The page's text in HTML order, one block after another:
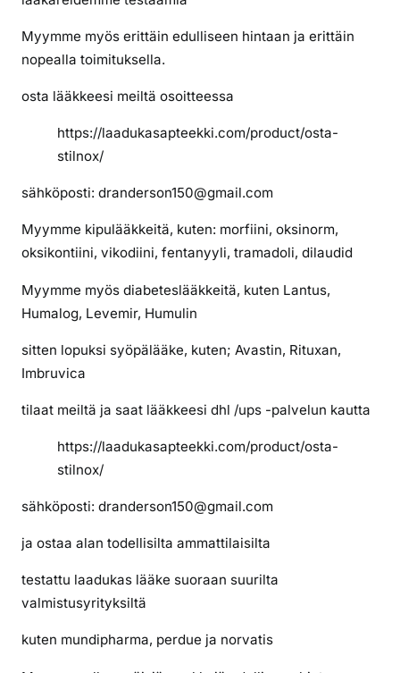
f
t
a
y
Myymme myös erittäin edulliseen hintaan ja erittäin
nopealla toimituksella.
osta lääkkeesi meiltä osoitteessa
https://laadukasapteekki.com/product/osta-
stilnox/
sähköposti: dranderson150@gmail.com
Myymme kipulääkkeitä, kuten: morfiini, oksinorm,
oksikontiini, vikodiini, fentanyyli, tramadoli, dilaudid
Myymme myös diabeteslääkkeitä, kuten Lantus,
Humalog, Levemir, Humulin
sitten lopuksi syöpälääke, kuten; Avastin, Rituxan,
Imbruvica
tilaat meiltä ja saat lääkkeesi dhl /ups -palvelun kautta
https://laadukasapteekki.com/product/osta-
stilnox/
sähköposti: dranderson150@gmail.com
ja ostaa alan todellisilta ammattilaisilta
testattu laadukas lääke suoraan suurilta
valmistusyrityksiltä
kuten mundipharma, perdue ja norvatis